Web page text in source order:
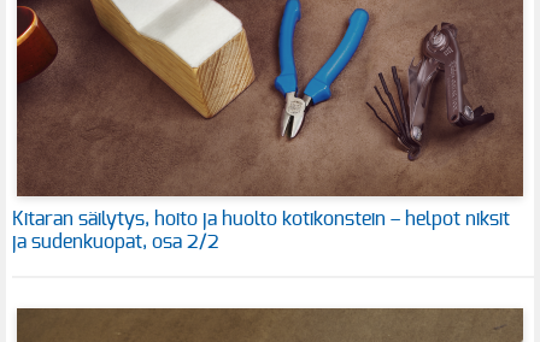
Kitaran säilytys, hoito ja huolto kotikonstein – helpot niksit
ja sudenkuopat, osa 2/2